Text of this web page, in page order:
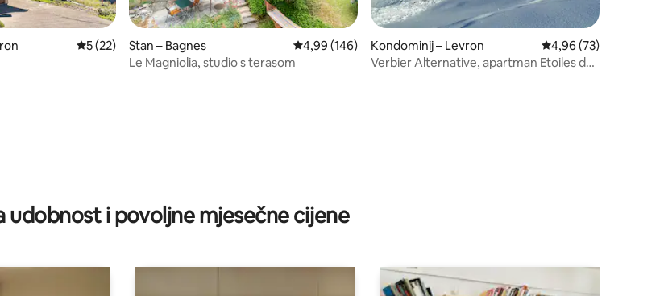
43
Prosječna ocjena: 5/5, recenzija: 22
5 (22)
Stan – Bagnes Prosječna ocjena: 4,99/5, recenzija: 146
4,99 (146)
Le Magniolia, studio s terasom
Kondominij – Levron Prosječna ocjena:
4,96 (73)
Verbier Alternative, apartman Etoiles du
udobnost i povoljne mjesečne cijene